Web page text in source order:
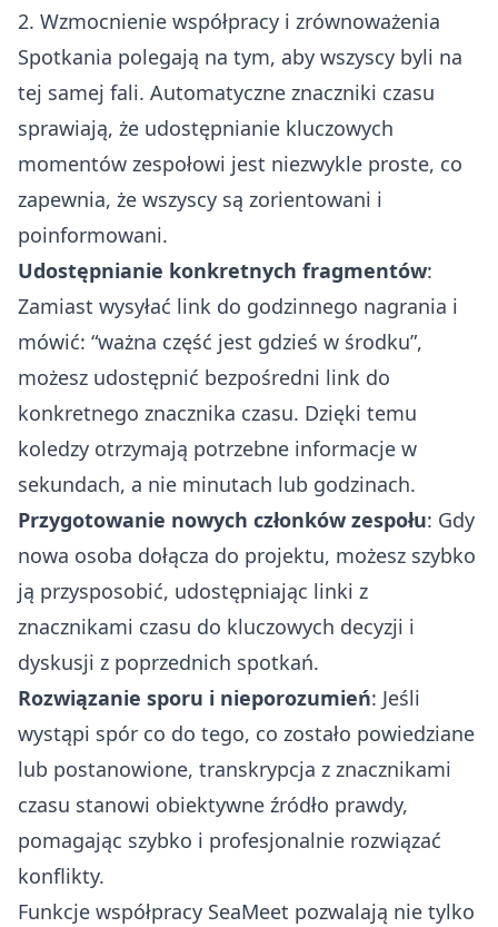
2. Wzmocnienie współpracy i zrównoważenia
Spotkania polegają na tym, aby wszyscy byli na
tej samej fali. Automatyczne znaczniki czasu
sprawiają, że udostępnianie kluczowych
momentów zespołowi jest niezwykle proste, co
zapewnia, że wszyscy są zorientowani i
poinformowani.
Udostępnianie konkretnych fragmentów:
Zamiast wysyłać link do godzinnego nagrania i
mówić: “ważna część jest gdzieś w środku”,
możesz udostępnić bezpośredni link do
konkretnego znacznika czasu. Dzięki temu
koledzy otrzymają potrzebne informacje w
sekundach, a nie minutach lub godzinach.
Przygotowanie nowych członków zespołu: Gdy
nowa osoba dołącza do projektu, możesz szybko
ją przysposobić, udostępniając linki z
znacznikami czasu do kluczowych decyzji i
dyskusji z poprzednich spotkań.
Rozwiązanie sporu i nieporozumień: Jeśli
wystąpi spór co do tego, co zostało powiedziane
lub postanowione, transkrypcja z znacznikami
czasu stanowi obiektywne źródło prawdy,
pomagając szybko i profesjonalnie rozwiązać
konflikty.
Funkcje współpracy SeaMeet pozwalają nie tylko